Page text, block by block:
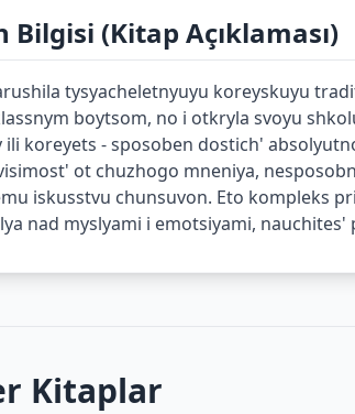
Bilgisi (Kitap Açıklaması)
tysyacheletnyuyu koreyskuyu
boytsom, no i otkryla svoyu
ili koreyets - sposoben dostich'
ot chuzhogo mneniya,
iskusstvu chunsuvon. Eto kompleks
nad myslyami i emotsiyami,
Kitaplar